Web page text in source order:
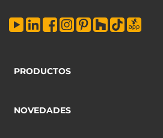
PRODUCTOS
NOVEDADES